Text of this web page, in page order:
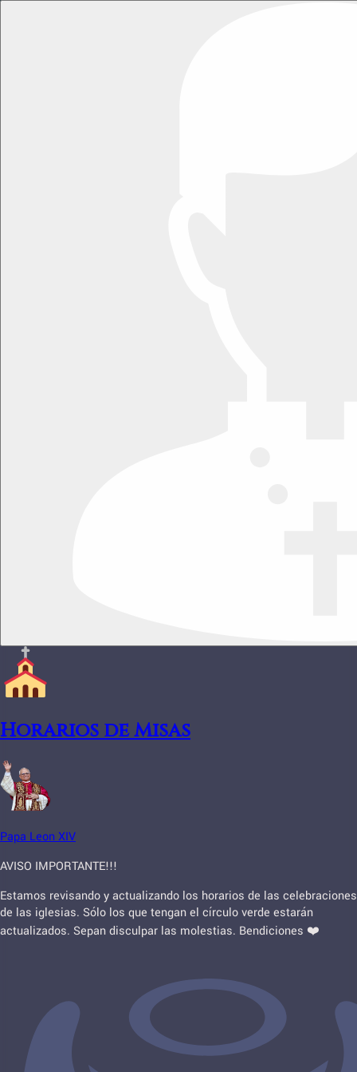
Horarios de Misas
Papa Leon XIV
AVISO IMPORTANTE!!!
Estamos revisando y actualizando los horarios de las celebraciones
de las iglesias. Sólo los que tengan el círculo verde estarán
actualizados. Sepan disculpar las molestias. Bendiciones ❤️